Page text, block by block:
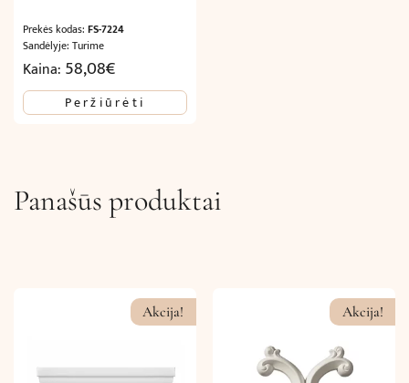
Prekės kodas: FS-7224
Sandėlyje: Turime
Kaina: 58,08€
Peržiūrėti
Panašūs produktai
Akcija! Akcija!